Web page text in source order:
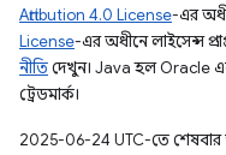
Attribution 4.0 License-এর
License-এর অধীনে লাইসেন্স
নীতিদেখুন। Java হল Oracle
ট্রেডমার্ক।
2025-06-24 UTC-তে